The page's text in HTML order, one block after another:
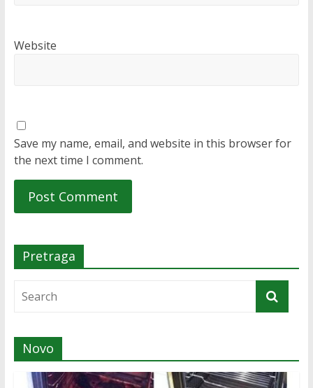
Website
Save my name, email, and website in this browser for
the next time I comment.
Pretraga
Novo